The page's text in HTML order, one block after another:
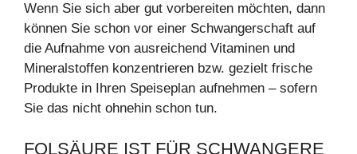
Wenn Sie sich aber gut vorbereiten möchten, dann
können Sie schon vor einer Schwangerschaft auf
die Aufnahme von ausreichend Vitaminen und
Mineralstoffen konzentrieren bzw. gezielt frische
Produkte in Ihren Speiseplan aufnehmen – sofern
Sie das nicht ohnehin schon tun.
FOLSÄURE IST FÜR SCHWANGERE